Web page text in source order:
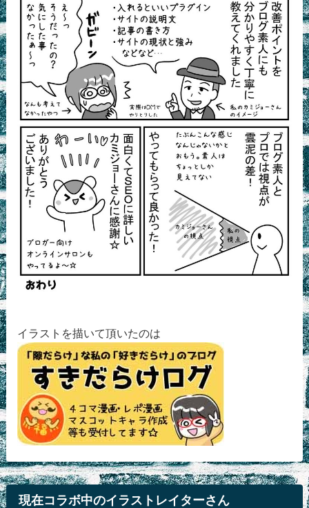
イラストを描いて頂いたのは
現在コラボ中のイラストレイターさん